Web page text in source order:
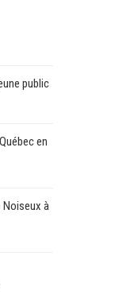
public
en
Noiseux à